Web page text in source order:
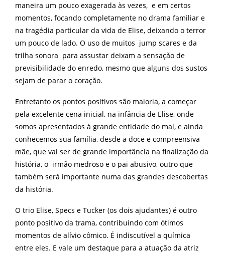
maneira um pouco exagerada às vezes, e em certos
momentos, focando completamente no drama familiar e
na tragédia particular da vida de Elise, deixando o terror
um pouco de lado. O uso de muitos jump scares e da
trilha sonora para assustar deixam a sensação de
previsibilidade do enredo, mesmo que alguns dos sustos
sejam de parar o coração.
Entretanto os pontos positivos são maioria, a começar
pela excelente cena inicial, na infância de Elise, onde
somos apresentados à grande entidade do mal, e ainda
conhecemos sua família, desde a doce e compreensiva
mãe, que vai ser de grande importância na finalização da
história, o irmão medroso e o pai abusivo, outro que
também será importante numa das grandes descobertas
da história.
O trio Elise, Specs e Tucker (os dois ajudantes) é outro
ponto positivo da trama, contribuindo com ótimos
momentos de alívio cômico. É indiscutível a química
entre eles. E vale um destaque para a atuação da atriz